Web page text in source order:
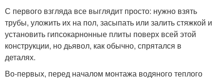
С первого взгляда все выглядит просто: нужно взять
трубы, уложить их на пол, засыпать или залить стяжкой и
установить гипсокарнонные плиты поверх всей этой
конструкции, но дьявол, как обычно, спрятался в
деталях.
Во-первых, перед началом монтажа водяного теплого